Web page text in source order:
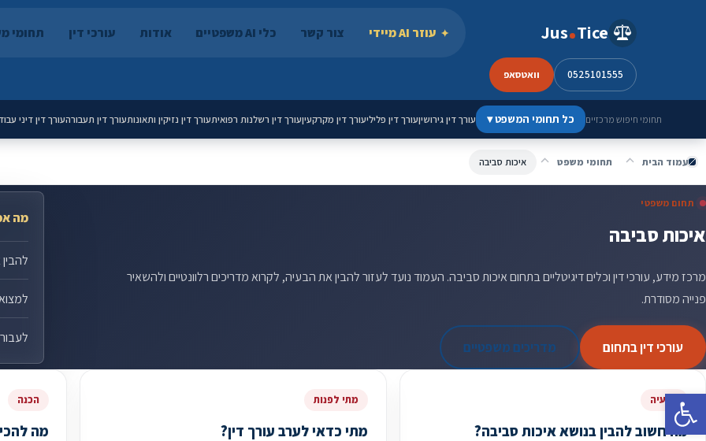
פתח סרגל נגישות
Jus Tice עוזר AI מיידי צור קשר כלי AI משפטיים אודות עורכי דין תחומי
0525101555 וואטסאפ
תחומי חיפוש מרכזיים כל תחומי המשפט▾ עורך דין גירושיןעורך דין פליליעורך דין מקרקעיןעורך דין רשלנות רפואיתעורך דין נזיקין ותאונותעורך דין תעבורהעורך דין דיני
עמוד הבית תחומי משפט איכות סביבה
תחום משפטי
איכות סביבה
מרכז מידע, עורכי דין וכלים דיגיטליים בתחום איכות סביבה. העמוד נועד לעזור להבין את הבעיה, לקרוא מדריכים רלוונטיים ולהשאיר
פנייה מסודרת.
עורכי דין בתחום מדריכים משפטיים
מה
הבעיה
מה חשוב להבין בנושא איכות סביבה?
מתי לפנות
מתי כדאי לערב עורך דין?
הכנה
מה